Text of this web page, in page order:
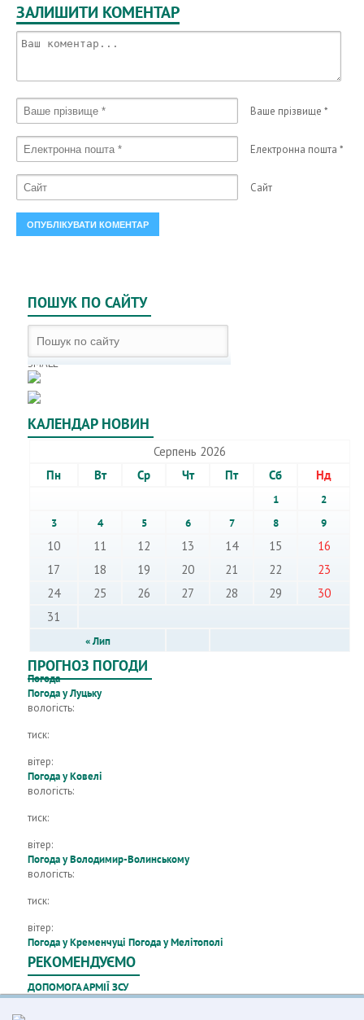
ЗАЛИШИТИ КОМЕНТАР
Ваше прізвище *
Електронна пошта *
Сайт
ПОШУК ПО САЙТУ
SMALL
КАЛЕНДАР НОВИН
Серпень 2026
Пн
Вт Ср Чт Пт Сб Нд
« Лип
1
2
3
4 5 6 7 8 9
10 11 12 13 14 15
16
17
18 19 20 21 22
23
24
25 26 27 28 29
30
31
ПРОГНОЗ ПОГОДИ
Погода
Погода у Луцьку
вологість:
тиск:
вітер:
Погода у Ковелі
вологість:
тиск:
вітер:
Погода у Володимир-Волинському
вологість:
тиск:
вітер:
Погода у Кременчуці Погода у Мелітополі
РЕКОМЕНДУЄМО
ДОПОМОГА АРМІЇ ЗСУ